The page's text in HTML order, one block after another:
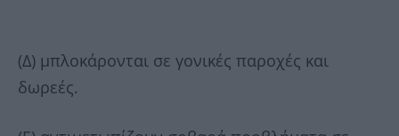
(Δ) μπλοκάρονται σε γονικές παροχές και
δωρεές.